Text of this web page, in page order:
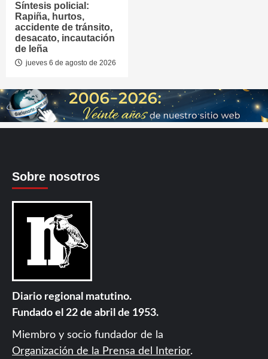
Síntesis policial:
Rapiña, hurtos,
accidente de tránsito,
desacato, incautación
de leña
jueves 6 de agosto de 2026
Sobre nosotros
Diario regional matutino.
Fundado el 22 de abril de 1953.
Miembro y socio fundador de la
Organización de la Prensa del Interior.